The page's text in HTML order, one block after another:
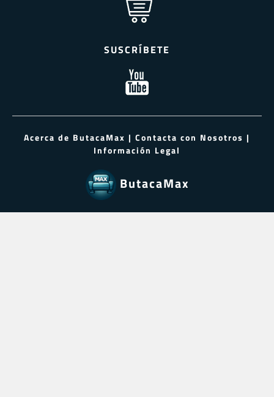
SUSCRÍBETE
Acerca de ButacaMax | Contacta con Nosotros |
Información Legal
ButacaMax